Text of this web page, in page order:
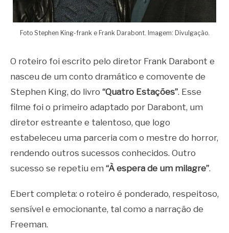
Foto Stephen King-frank e Frank Darabont. Imagem: Divulgação.
O roteiro foi escrito pelo diretor Frank Darabont e
nasceu de um conto dramático e comovente de
Stephen King, do livro “Quatro Estações”. Esse
filme foi o primeiro adaptado por Darabont, um
diretor estreante e talentoso, que logo
estabeleceu uma parceria com o mestre do horror,
rendendo outros sucessos conhecidos. Outro
sucesso se repetiu em “À espera de um milagre”.
Ebert completa: o roteiro é ponderado, respeitoso,
sensível e emocionante, tal como a narração de
Freeman.